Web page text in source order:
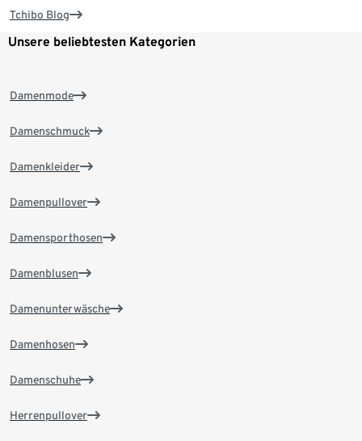
Tchibo Blog
Unsere beliebtesten Kategorien
Damenmode
Damenschmuck
Damenkleider
Damenpullover
Damensporthosen
Damenblusen
Damenunterwäsche
Damenhosen
Damenschuhe
Herrenpullover